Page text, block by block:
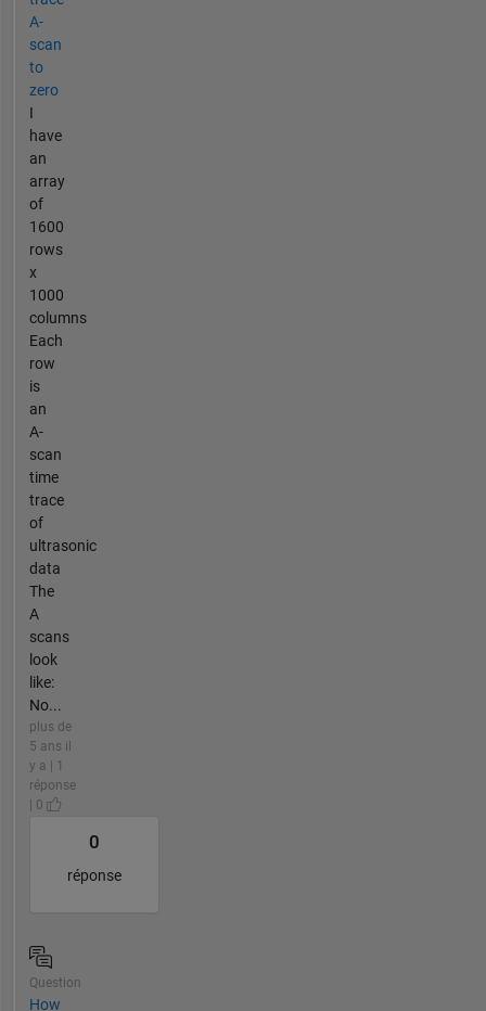
A-
scan
to
zero
I
have
an
array
of
1600
rows
x
1000
columns
Each
row
is
an
A-
scan
time
trace
of
ultrasonic
data
The
A
scans
look
like:
No...
plus de
5 ans il
y a | 1
réponse
| 0
0
réponse
Question
How